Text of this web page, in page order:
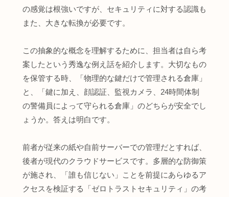
の感覚は根強いですが、セキュリティに対する認識も
また、大きな転換が必要です。
この抽象的な概念を理解するために、担当者は自ら考
案したという秀逸な例え話を紹介します。大切なもの
を保管する時、「物理的な鍵だけで管理される倉庫」
と、「鍵に加え、顔認証、監視カメラ、24時間体制
の警備員によって守られる倉庫」のどちらが安全でし
ょうか。答えは明白です。
前者が従来の紙や自前サーバーでの管理だとすれば、
後者が現代のクラウドサービスです。多層的な防御策
が施され、「誰も信じない」ことを前提にあらゆるア
クセスを検証する「ゼロトラストセキュリティ」の考